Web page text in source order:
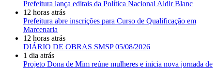
Prefeitura lança editais da Política Nacional Aldir Blanc
12 horas atrás
Prefeitura abre inscrições para Curso de Qualificação em
Marcenaria
12 horas atrás
DIÁRIO DE OBRAS SMSP 05/08/2026
1 dia atrás
Projeto Dona de Mim reúne mulheres e inicia nova jornada de